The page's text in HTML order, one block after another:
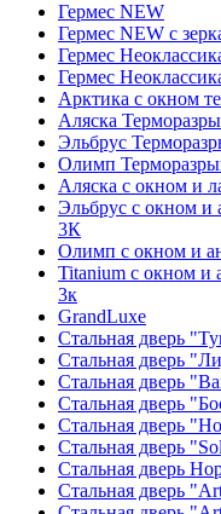
Гермес NEW
Гермес NEW с
Гермес
Гермес
Арктика с окном
Аляска
Эльбрус
Олимп
Аляска с окном и
Эльбрус с окном и
3К
Олимп с окном и
Titanium с окном и
3к
GrandLuxe
Стальная дверь
Стальная дверь
Стальная дверь
Стальная дверь
Стальная дверь
Стальная дверь
Стальная дверь
Стальная дверь